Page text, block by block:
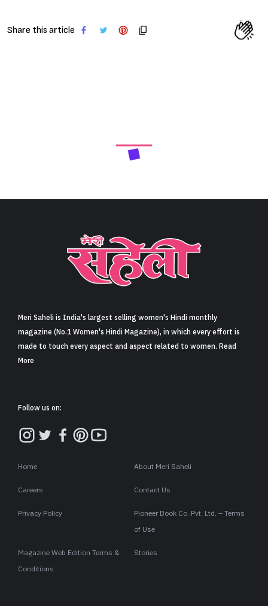
Share this article
Meri Saheli is India's largest selling women's Hindi monthly
magazine (No.1 Women's Hindi Magazine), in which every effort is
made to touch every aspect and aspect related to women. Read
More
Follow us on:
Home About Meri Saheli
Careers Contact Us
Privacy Policy
Pioneer Book Co. Pvt. Ltd. – Terms
of Use
Magazine Web Edition Terms &
Conditions
Stories